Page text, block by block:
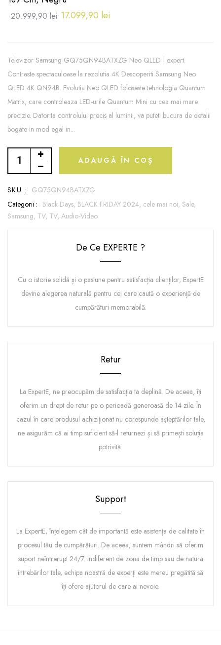
20.999,90 lei 17.099,90 lei
Televizor Samsung GQ75QN94BATXZG Neo QLED | expert.
Contraste spectaculoase la rezolutia 4K Descoperiti Samsung Neo
QLED 4K QN94B. Evolutia Neo QLED foloseste tehnologia Quantum
Matrix, care controleaza LED-urile Quantum Mini cu cea mai mare
precizie. Datorita controlului precis al luminii, va puteti bucura de detalii
bogate in mod egal in...
ADAUGĂ ÎN COȘ
SKU :
GQ75QN94BATXZG
Categorii : Black Days, BLACK FRIDAY 2024, cele mai noi, Sale,
Samsung, TV, TV, Audio-Video
De Ce EXPERTE ?
Cu o istorie solidă și o pasiune pentru satisfacția clienților, ExpertE
devine alegerea naturală pentru cei care caută o experiență de
cumpărături memorabilă.
Retur
La ExpertE, ne preocupăm de satisfacția ta deplină. De aceea, îți
oferim un drept de retur pe o perioadă generoasă de 14 zile. În
cazul în care produsul achiziționat nu corespunde așteptărilor tale,
ne asigurăm că ai timp suficient să-l returnezi și să primești soluția
potrivită.
Support
La ExpertE, înțelegem cât de importantă este asistența de calitate în
procesul tău de cumpărături. De aceea, suntem mândri să oferim
suport neîntrerupt 24/7. Indiferent de zona de timp sau de natura
întrebărilor tale, echipa noastră de experți este mereu pregătită să
îți ofere ajutorul de care ai nevoie.